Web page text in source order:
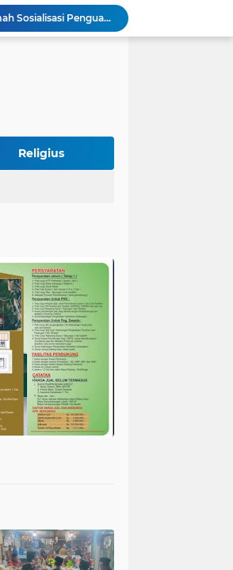
Peduli Bencana, Unisbar Berkolaborasi dengan Pariaman Women Power Salurkan Bantuan untuk Korban Banjir di Padang
Diduga Tabrak Pejalan Kaki Hingga Tewas di Padang Pariaman, Sopir L300 Sempat Kabur Karena Panik
Semarakkan HUT RI ke-81, Lapas Kelas IIB Pariaman Gelar Beragam Lomba
Religius